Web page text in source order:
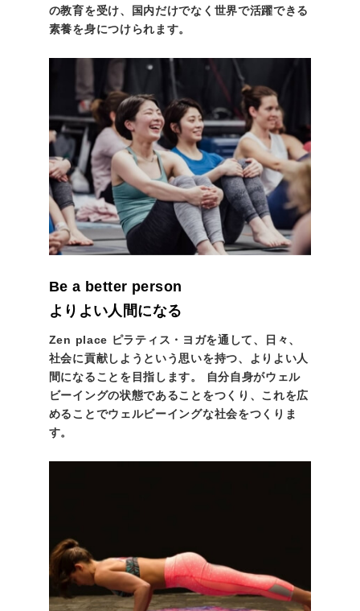
の教育を受け、国内だけでなく世界で活躍できる
素養を身につけられます。
Be a better person
よりよい人間になる
Zen place ピラティス・ヨガを通して、日々、
社会に貢献しようという思いを持つ、よりよい人
間になることを目指します。 自分自身がウェル
ビーイングの状態であることをつくり、これを広
めることでウェルビーイングな社会をつくりま
す。